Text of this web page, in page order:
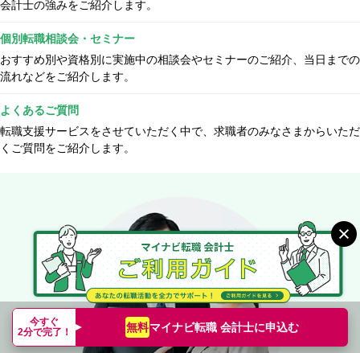
今すぐ
2分で完了！
無料マイナビ転職 会計士に申込む
会計士の強みをご紹介します。
個別転職相談会・セミナー
おすすめ別や資格別に実施中の相談会やセミナーのご紹介、当日までの
流れなどをご紹介します。
よくあるご質問
転職支援サービスをさせていただく中で、求職者のみなさまからいただ
くご質問をご紹介します。